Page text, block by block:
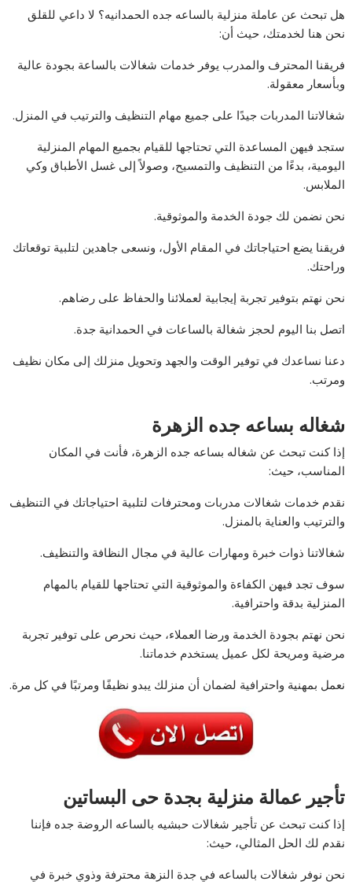
هل تبحث عن عاملة منزلية بالساعه جده الحمدانيه؟ لا داعي للقلق
نحن هنا لخدمتك، حيث أن:
فريقنا المحترف والمدرب يوفر خدمات شغالات بالساعة بجودة عالية
وبأسعار معقولة.
شغالاتنا المدربات جيدًا على جميع مهام التنظيف والترتيب في المنزل.
ستجد فيهن المساعدة التي تحتاجها للقيام بجميع المهام المنزلية
اليومية، بدءًا من التنظيف والتمسيح، وصولاً إلى غسل الأطباق وكي
الملابس.
نحن نضمن لك جودة الخدمة والموثوقية.
فريقنا يضع احتياجاتك في المقام الأول، ونسعى جاهدين لتلبية توقعاتك
وراحتك.
نحن نهتم بتوفير تجربة إيجابية لعملائنا والحفاظ على رضاهم.
اتصل بنا اليوم لحجز شغالة بالساعات في الحمدانية جدة.
دعنا نساعدك في توفير الوقت والجهد وتحويل منزلك إلى مكان نظيف
ومرتب.
شغاله بساعه جده الزهرة
إذا كنت تبحث عن شغاله بساعه جده الزهرة، فأنت في المكان
المناسب، حيث:
نقدم خدمات شغالات مدربات ومحترفات لتلبية احتياجاتك في التنظيف
والترتيب والعناية بالمنزل.
شغالاتنا ذوات خبرة ومهارات عالية في مجال النظافة والتنظيف.
سوف تجد فيهن الكفاءة والموثوقية التي تحتاجها للقيام بالمهام
المنزلية بدقة واحترافية.
نحن نهتم بجودة الخدمة ورضا العملاء، حيث نحرص على توفير تجربة
مرضية ومريحة لكل عميل يستخدم خدماتنا.
نعمل بمهنية واحترافية لضمان أن منزلك يبدو نظيفًا ومرتبًا في كل مرة.
تأجير عمالة منزلية بجدة حى البساتين
إذا كنت تبحث عن تأجير شغالات حبشيه بالساعه الروضة جده فإننا
نقدم لك الحل المثالي، حيث:
نحن نوفر شغالات بالساعه في جدة النزهة محترفة وذوي خبرة في